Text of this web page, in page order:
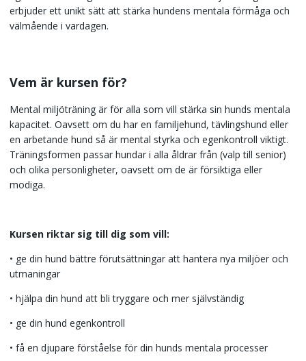
erbjuder ett unikt sätt att stärka hundens mentala förmåga och
välmående i vardagen.
Vem är kursen för?
Mental miljöträning är för alla som vill stärka sin hunds mentala
kapacitet. Oavsett om du har en familjehund, tävlingshund eller
en arbetande hund så är mental styrka och egenkontroll viktigt.
Träningsformen passar hundar i alla åldrar från (valp till senior)
och olika personligheter, oavsett om de är försiktiga eller
modiga.
Kursen riktar sig till dig som vill:
• ge din hund bättre förutsättningar att hantera nya miljöer och
utmaningar
• hjälpa din hund att bli tryggare och mer självständig
• ge din hund egenkontroll
• få en djupare förståelse för din hunds mentala processer